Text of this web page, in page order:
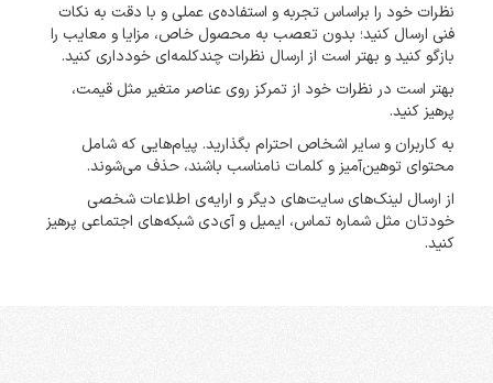
نظرات خود را براساس تجربه و استفاده‌ی عملی و با دقت به نکات
فنی ارسال کنید؛ بدون تعصب به محصول خاص، مزایا و معایب را
بازگو کنید و بهتر است از ارسال نظرات چندکلمه‌‌ای خودداری کنید.
بهتر است در نظرات خود از تمرکز روی عناصر متغیر مثل قیمت،
پرهیز کنید.
به کاربران و سایر اشخاص احترام بگذارید. پیام‌هایی که شامل
محتوای توهین‌آمیز و کلمات نامناسب باشند، حذف می‌شوند.
از ارسال لینک‌های سایت‌های دیگر و ارایه‌ی اطلاعات شخصی
خودتان مثل شماره تماس، ایمیل و آی‌دی شبکه‌های اجتماعی پرهیز
کنید.